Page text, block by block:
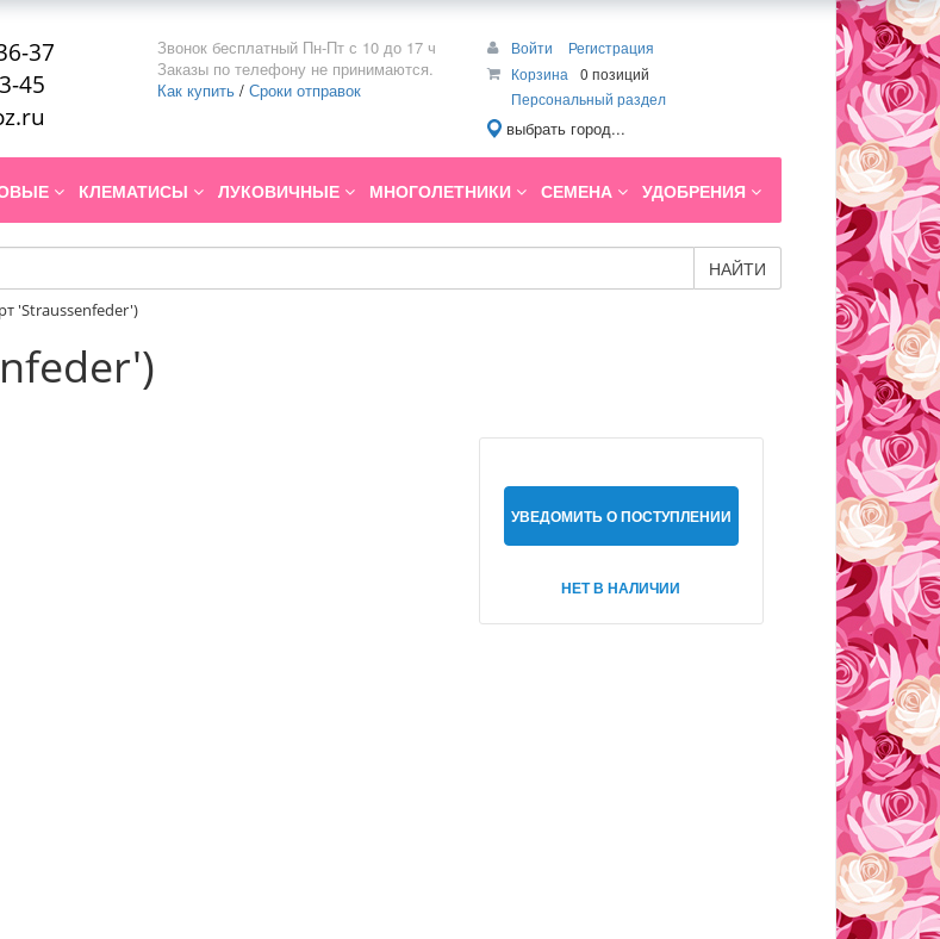
37
45
Звонок бесплатный Пн-Пт с 10 до 17 ч
Заказы по телефону не принимаются.
Как купить / Сроки отправок
Войти
Регистрация
Корзина
0 позиций
Персональный раздел
выбрать город...
КЛЕМАТИСЫ ЛУКОВИЧНЫЕ МНОГОЛЕТНИКИ СЕМЕНА УДОБРЕНИЯ
НАЙТИ
'Straussenfeder')
УВЕДОМИТЬ О ПОСТУПЛЕНИИ
НЕТ В НАЛИЧИИ